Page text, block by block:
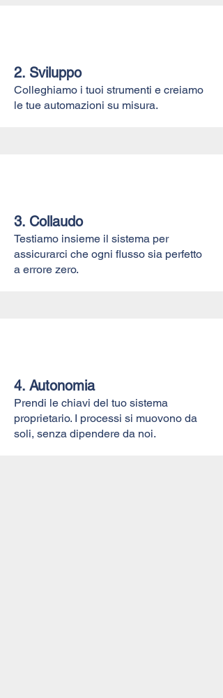
2. Sviluppo
Colleghiamo i tuoi strumenti e creiamo
le tue automazioni su misura.
3. Collaudo
Testiamo insieme il sistema per
assicurarci che ogni flusso sia perfetto
a errore zero.
4. Autonomia
Prendi le chiavi del tuo sistema
proprietario. I processi si muovono da
soli, senza dipendere da noi.